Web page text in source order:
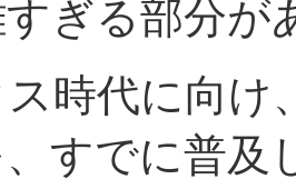
ぎる部分が
時代に向け
すでに普及